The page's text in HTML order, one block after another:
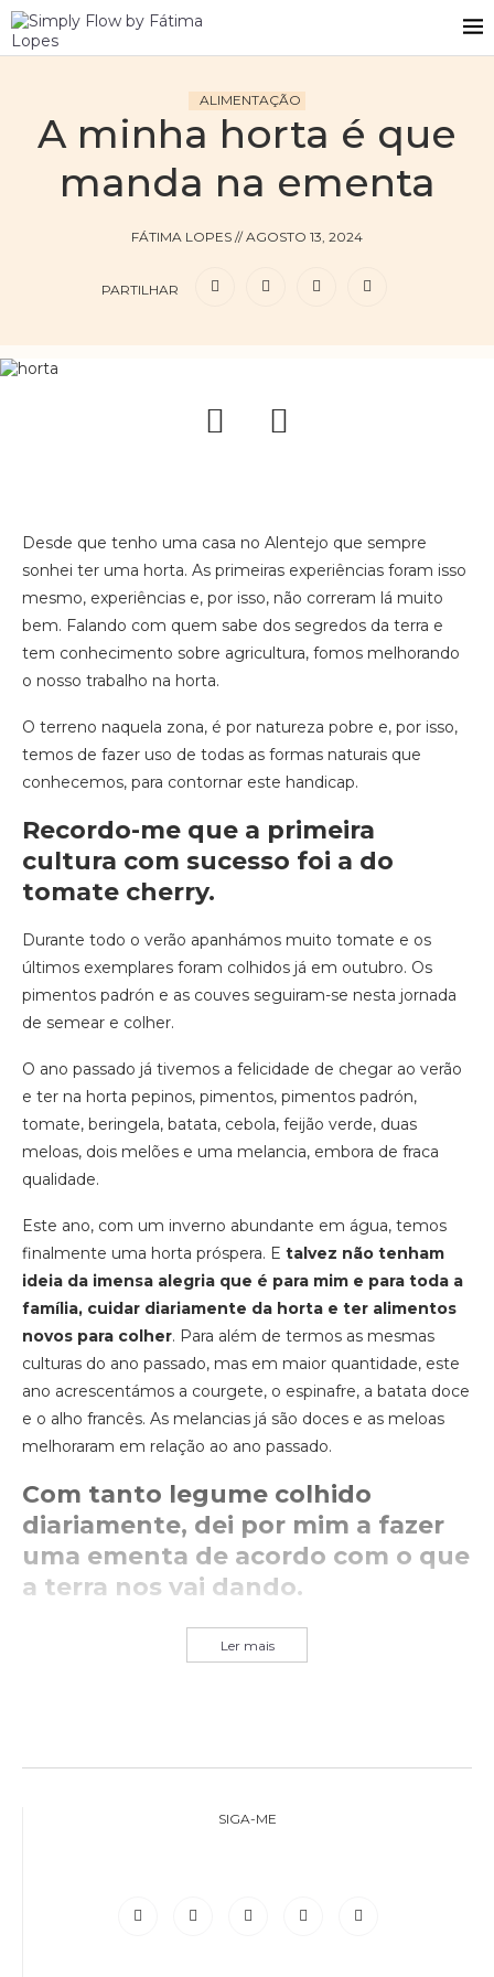
ALIMENTAÇÃO
A minha horta é que
manda na ementa
FÁTIMA LOPES //AGOSTO 13, 2024
PARTILHAR
Desde que tenho uma casa no Alentejo que sempre
sonhei ter uma horta. As primeiras experiências foram isso
mesmo, experiências e, por isso, não correram lá muito
bem. Falando com quem sabe dos segredos da terra e
tem conhecimento sobre agricultura, fomos melhorando
o nosso trabalho na horta.
O terreno naquela zona, é por natureza pobre e, por isso,
temos de fazer uso de todas as formas naturais que
conhecemos, para contornar este handicap.
Recordo-me que a primeira
cultura com sucesso foi a do
tomate cherry.
Durante todo o verão apanhámos muito tomate e os
últimos exemplares foram colhidos já em outubro. Os
pimentos padrón e as couves seguiram-se nesta jornada
de semear e colher.
O ano passado já tivemos a felicidade de chegar ao verão
e ter na horta pepinos, pimentos, pimentos padrón,
tomate, beringela, batata, cebola, feijão verde, duas
meloas, dois melões e uma melancia, embora de fraca
qualidade.
Este ano, com um inverno abundante em água, temos
finalmente uma horta próspera. E talvez não tenham
ideia da imensa alegria que é para mim e para toda a
família, cuidar diariamente da horta e ter alimentos
novos para colher. Para além de termos as mesmas
culturas do ano passado, mas em maior quantidade, este
ano acrescentámos a courgete, o espinafre, a batata doce
e o alho francês. As melancias já são doces e as meloas
melhoraram em relação ao ano passado.
Com tanto legume colhido
diariamente, dei por mim a fazer
uma ementa de acordo com o que
a terra nos vai dando.
Ler mais
SIGA-ME